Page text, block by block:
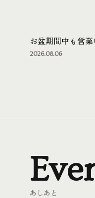
お盆期間中も営業
2026.08.06
あしあと